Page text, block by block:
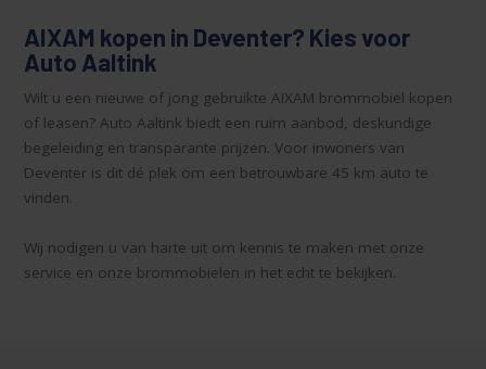
AIXAM kopen in Deventer? Kies voor
Auto Aaltink
Wilt u een nieuwe of jong gebruikte AIXAM brommobiel kopen
of leasen? Auto Aaltink biedt een ruim aanbod, deskundige
begeleiding en transparante prijzen. Voor inwoners van
Deventer is dit dé plek om een betrouwbare 45 km auto te
vinden.
Wij nodigen u van harte uit om kennis te maken met onze
service en onze brommobielen in het echt te bekijken.